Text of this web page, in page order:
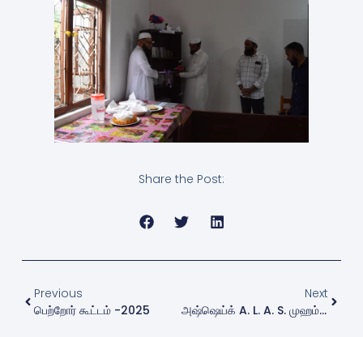
Share the Post:
Previous
பெற்றோர் கூட்டம் -2025
Next
அஷ்ஷெய்க் A. L. A. S. முஹம்மது முபாரக் (பாரி) அவர்களின் மறைவு